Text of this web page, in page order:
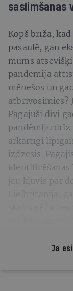
saslimšanas
Kopš brīža, kad
pasaulē, gan
mums
pandēmija
mēnešos un
atbrīvosimies?
Pagājuši divi
pandēmiju drīz
ārkārtīgi
izdzēsis.
jau kļuvis par
Ja